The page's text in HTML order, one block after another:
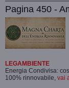
Pagina 450 -
LEGAMBIENTE
Energia Condivisa:
100% rinnovabile, vai